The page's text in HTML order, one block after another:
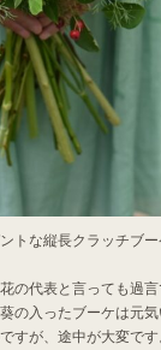
トな縦長クラッチブ
の代表と言っても過
の入ったブーケは元
すが、途中が大変です